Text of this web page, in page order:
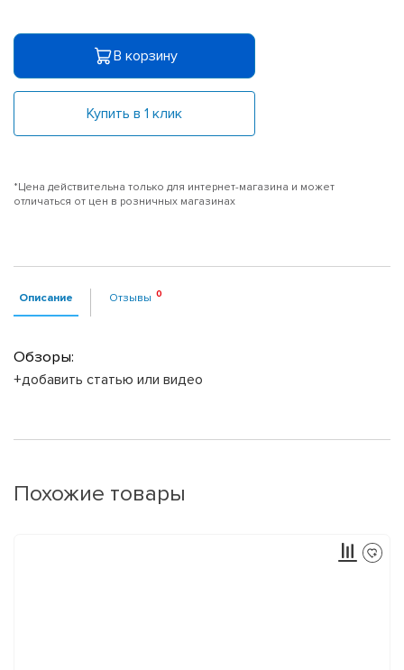
В корзину
Купить в 1 клик
*Цена действительна только для интернет-магазина и может
отличаться от цен в розничных магазинах
Описание Отзывы
Обзоры:
+добавить статью или видео
Похожие товары